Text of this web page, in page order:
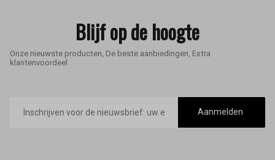
Blijf op de hoogte
Onze nieuwste producten, De beste aanbiedingen, Extra
klantenvoordeel
mailadres
Aanmelden